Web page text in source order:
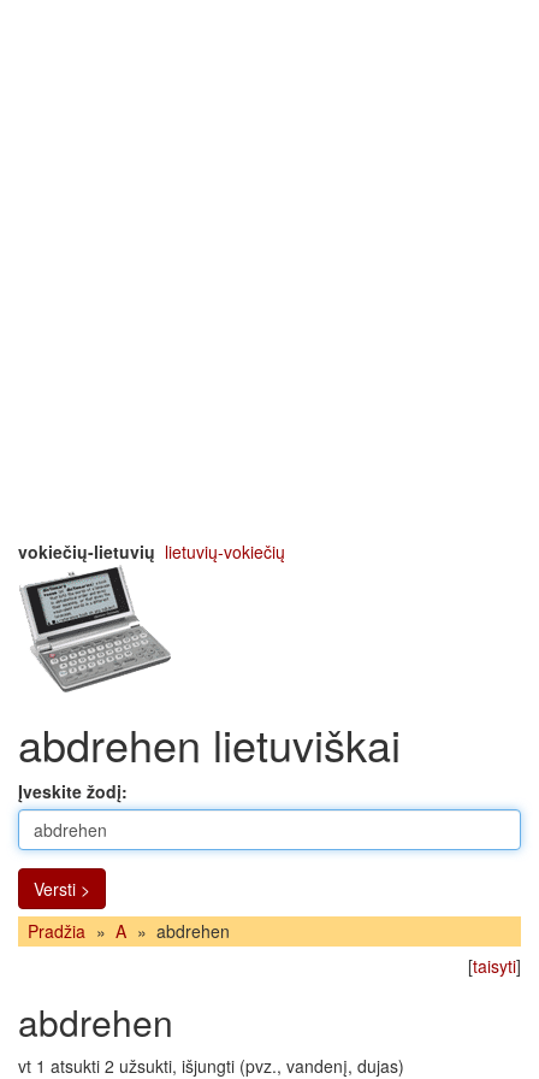
vokiečių-lietuvių lietuvių-vokiečių
abdrehen lietuviškai
Įveskite žodį:
Versti >
Pradžia » A » abdrehen
[taisyti]
abdrehen
vt 1 atsukti 2 užsukti, išjungti (pvz., vandenį, dujas)